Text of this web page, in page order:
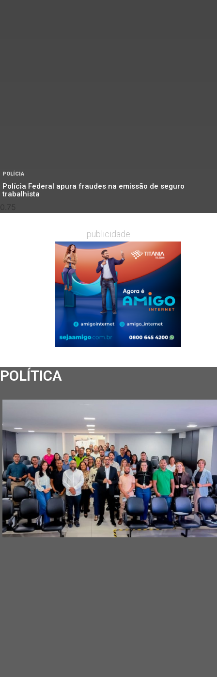
POLÍCIA
Polícia Federal apura fraudes na emissão de seguro
trabalhista
publicidade
POLÍTICA